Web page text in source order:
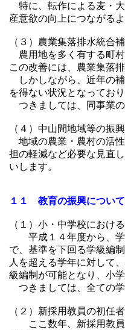
特に、転作による麦・
産意欲の向上につながる
（３）農業集落排水統合
農用地を多く有する町
この改善には、農業集落
しかしながら、近年の
を得ない状況となっており
つきましては、同事業
（４）中山間地域等の振
地域の農業・農村の活
担の軽減など必要な見直
いします。
１１ 教育の振興について
（１）小・中学校におけ
平成１４年度から、学
で、基準を下回る学級編
人を超える学年に対して
級編制が可能となり、小
つきましては、全ての
（２）新採用教員の初任
ここ数年、新採用教員